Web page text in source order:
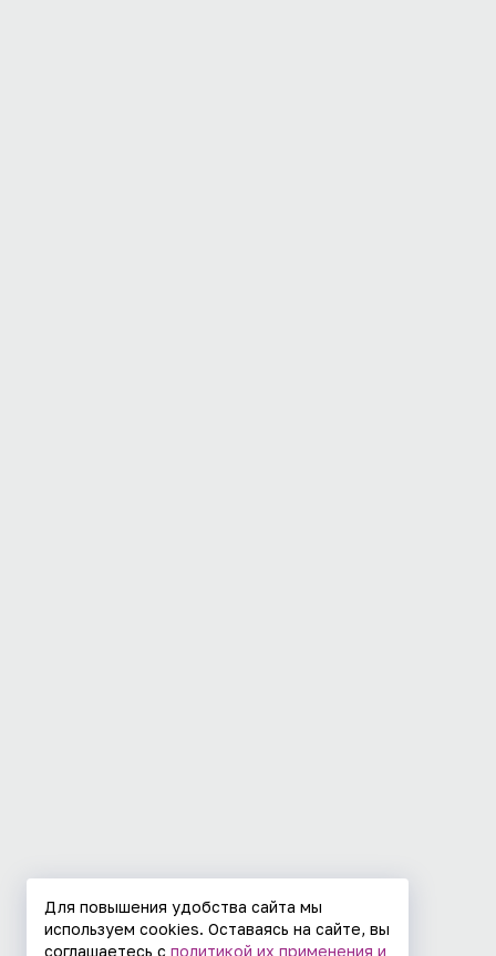
Для повышения удобства сайта мы
используем cookies. Оставаясь на сайте, вы
соглашаетесь с политикой их применения и